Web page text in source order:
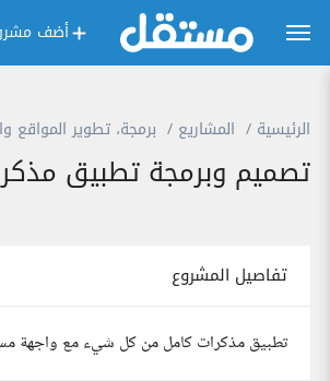
أضف
الرئيسية المشاريع برمجة، تطوير المواقع
تصميم وبرمجة تطبيق
تفاصيل المشروع
تطبيق مذكرات كامل من كل شيء مع واجهة